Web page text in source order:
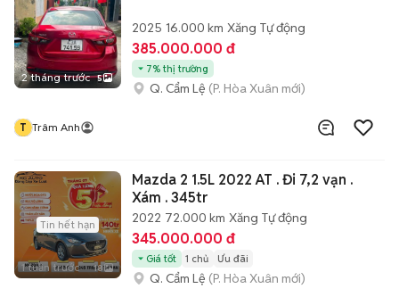
2 tháng trước 5
2025 16.000 km Xăng Tự động
385.000.000 đ
7% thị trường
Q. Cẩm Lệ (P. Hòa Xuân mới)
T Trâm Anh
Tin hết hạn
1 tuần trước 18
Mazda 2 1.5L 2022 AT . Đi 7,2 vạn .
Xám . 345tr
2022 72.000 km Xăng Tự động
345.000.000 đ
Giá tốt 1 chủ Ưu đãi
Q. Cẩm Lệ (P. Hòa Xuân mới)